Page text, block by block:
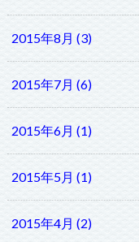
2015年8月 (3)
2015年7月 (6)
2015年6月 (1)
2015年5月 (1)
2015年4月 (2)